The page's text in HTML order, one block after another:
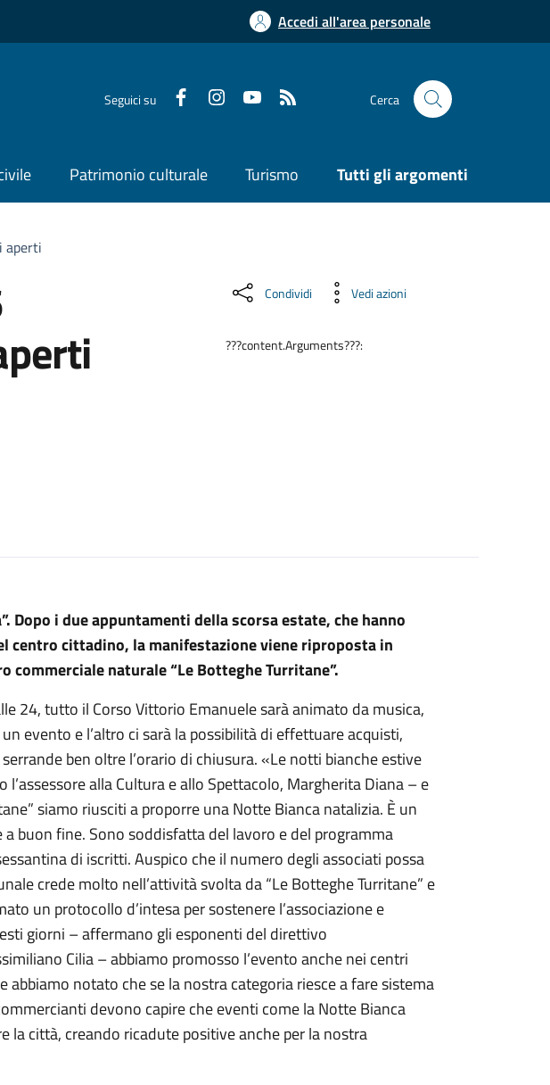
Accedi all'area personale
Seguici su Cerca
Patrimonio culturale Turismo Tutti gli argomenti
aperti
Condividi Vedi azioni
???content.Arguments???:
Dopo i due appuntamenti della scorsa estate, che hanno
centro cittadino, la manifestazione viene riproposta in
commerciale naturale “Le Botteghe Turritane”.
24, tutto il Corso Vittorio Emanuele sarà animato da musica,
evento e l’altro ci sarà la possibilità di effettuare acquisti,
ben oltre l’orario di chiusura. «Le notti bianche estive
alla Cultura e allo Spettacolo, Margherita Diana – e
siamo riusciti a proporre una Notte Bianca natalizia. È un
buon fine. Sono soddisfatta del lavoro e del programma
di iscritti. Auspico che il numero degli associati possa
crede molto nell’attività svolta da “Le Botteghe Turritane” e
un protocollo d’intesa per sostenere l’associazione e
giorni – affermano gli esponenti del direttivo
Cilia – abbiamo promosso l’evento anche nei centri
notato che se la nostra categoria riesce a fare sistema
devono capire che eventi come la Notte Bianca
la città, creando ricadute positive anche per la nostra